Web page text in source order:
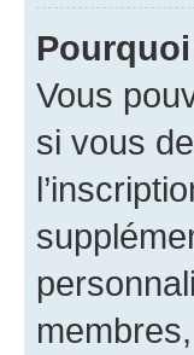
Vous
si vous